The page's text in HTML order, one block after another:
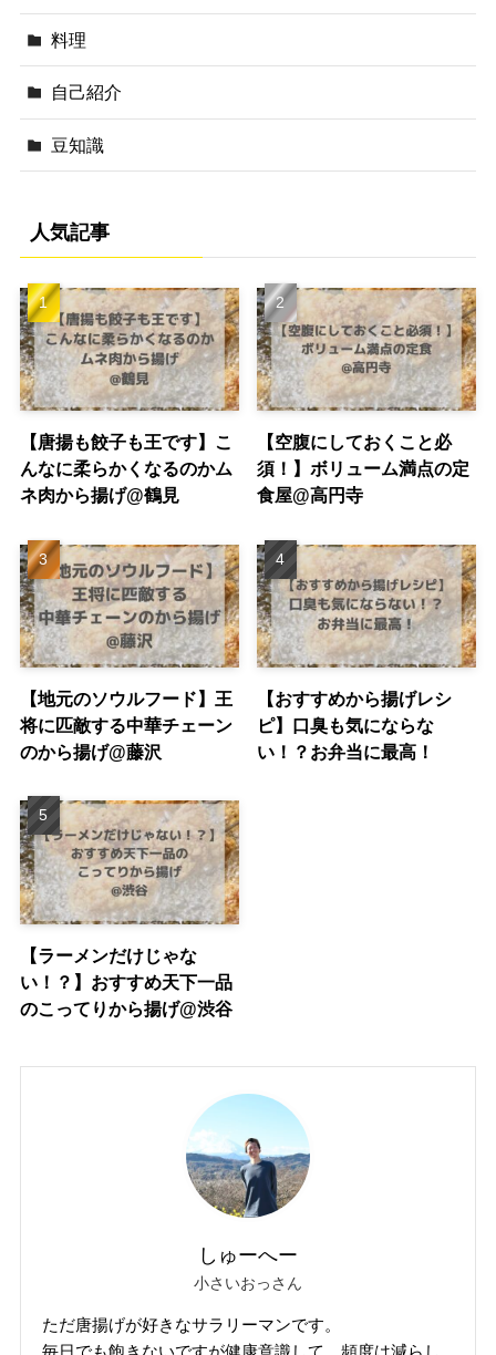
料理
自己紹介
豆知識
人気記事
【唐揚も餃子も王です】こ
んなに柔らかくなるのかム
ネ肉から揚げ@鶴見
【空腹にしておくこと必
須！】ボリューム満点の定
食屋@高円寺
【地元のソウルフード】王
将に匹敵する中華チェーン
のから揚げ@藤沢
【おすすめから揚げレシ
ピ】口臭も気にならな
い！？お弁当に最高！
【ラーメンだけじゃな
い！？】おすすめ天下一品
のこってりから揚げ@渋谷
しゅーへー
小さいおっさん
ただ唐揚げが好きなサラリーマンです。